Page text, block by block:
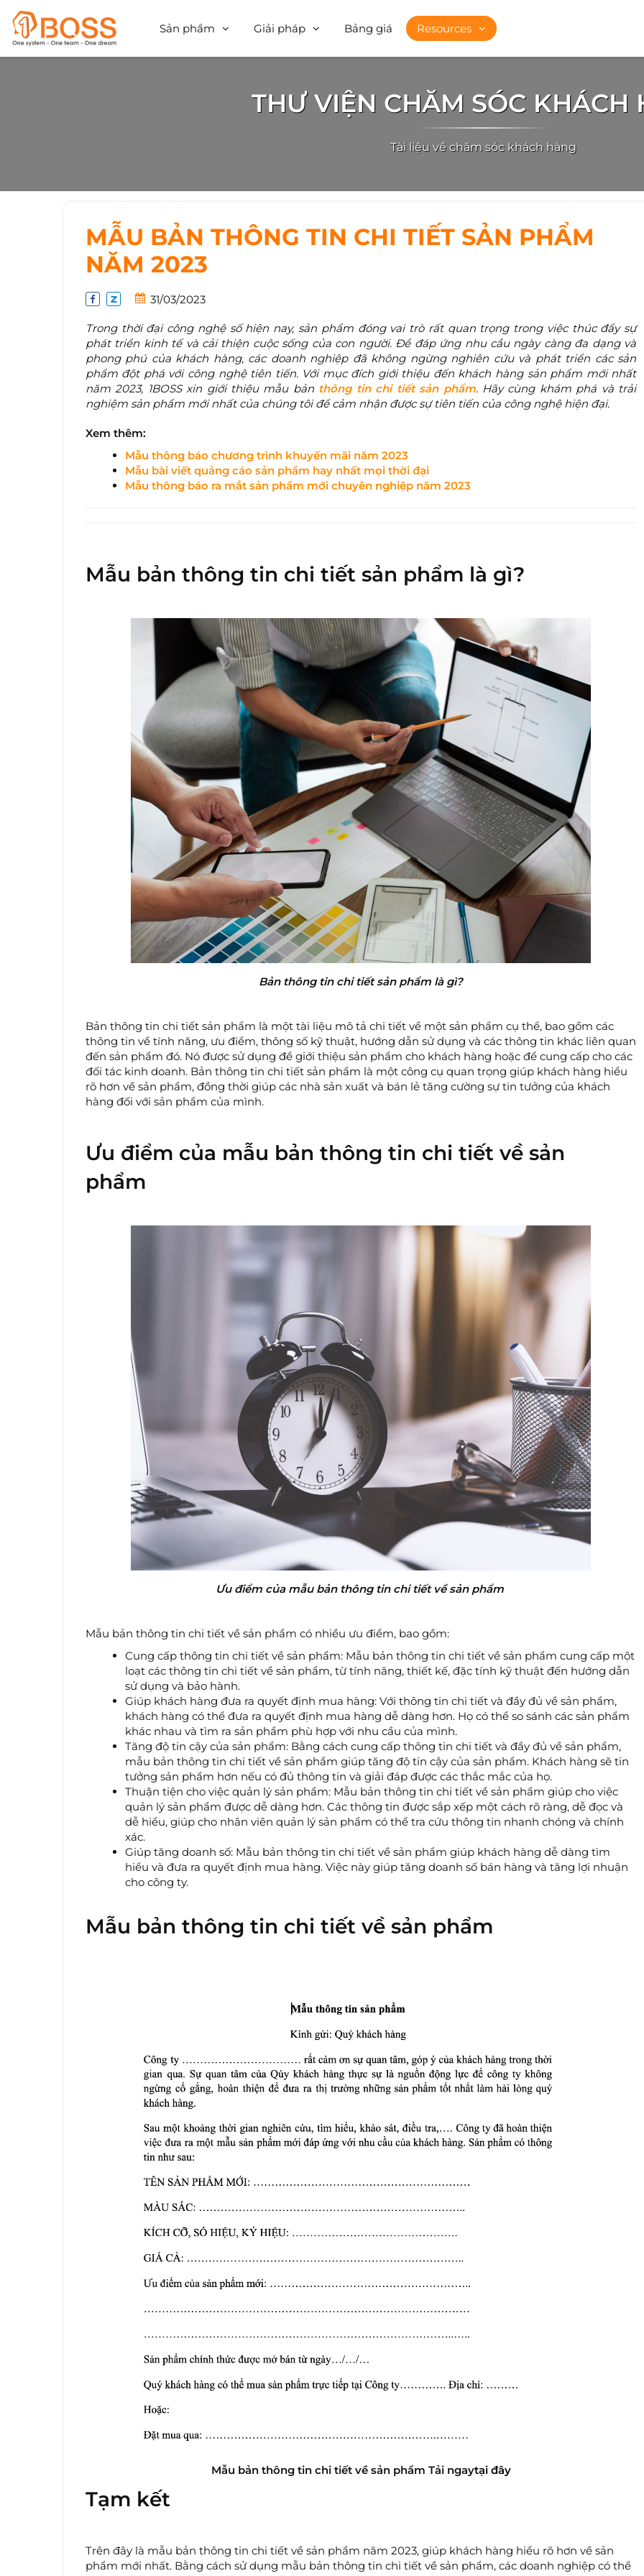
Sản phẩm Giải pháp Bảng giá Resources
THƯ VIỆN CHĂM SÓC KHÁCH
Tài liệu về chăm sóc khách hàng
MẪU BẢN THÔNG TIN CHI TIẾT SẢN PHẨM
NĂM 2023
31/03/2023
Trong thời đại công nghệ số hiện nay, sản phẩm đóng vai trò rất quan trọng trong việc thúc đẩy sự
phát triển kinh tế và cải thiện cuộc sống của con người. Để đáp ứng nhu cầu ngày càng đa dạng và
phong phú của khách hàng, các doanh nghiệp đã không ngừng nghiên cứu và phát triển các sản
phẩm đột phá với công nghệ tiên tiến. Với mục đích giới thiệu đến khách hàng sản phẩm mới nhất
năm 2023, 1BOSS xin giới thiệu mẫu bảnthông tin chi tiết sản phẩm. Hãy cùng khám phá và trải
nghiệm sản phẩm mới nhất của chúng tôi để cảm nhận được sự tiên tiến của công nghệ hiện đại.
Xem thêm:
Mẫu thông báo chương trình khuyến mãi năm 2023​
Mẫu bài viết quảng cáo sản phẩm hay nhất mọi thời đại
Mẫu thông báo ra mắt sản phẩm mới chuyên nghiệp năm 2023​
Mẫu bản thông tin chi tiết sản phẩm là gì?
Bản thông tin chi tiết sản phẩm là gì?
Bản thông tin chi tiết sản phẩm là một tài liệu mô tả chi tiết về một sản phẩm cụ thể, bao gồm các
thông tin về tính năng, ưu điểm, thông số kỹ thuật, hướng dẫn sử dụng và các thông tin khác liên quan
đến sản phẩm đó. Nó được sử dụng để giới thiệu sản phẩm cho khách hàng hoặc để cung cấp cho các
đối tác kinh doanh. Bản thông tin chi tiết sản phẩm là một công cụ quan trọng giúp khách hàng hiểu
rõ hơn về sản phẩm, đồng thời giúp các nhà sản xuất và bán lẻ tăng cường sự tin tưởng của khách
hàng đối với sản phẩm của mình.
Ưu điểm của mẫu bản thông tin chi tiết về sản
phẩm
Ưu điểm của mẫu bản thông tin chi tiết về sản phẩm
Mẫu bản thông tin chi tiết về sản phẩm có nhiều ưu điểm, bao gồm:
Cung cấp thông tin chi tiết về sản phẩm: Mẫu bản thông tin chi tiết về sản phẩm cung cấp một
loạt các thông tin chi tiết về sản phẩm, từ tính năng, thiết kế, đặc tính kỹ thuật đến hướng dẫn
sử dụng và bảo hành.
Giúp khách hàng đưa ra quyết định mua hàng: Với thông tin chi tiết và đầy đủ về sản phẩm,
khách hàng có thể đưa ra quyết định mua hàng dễ dàng hơn. Họ có thể so sánh các sản phẩm
khác nhau và tìm ra sản phẩm phù hợp với nhu cầu của mình.
Tăng độ tin cậy của sản phẩm: Bằng cách cung cấp thông tin chi tiết và đầy đủ về sản phẩm,
mẫu bản thông tin chi tiết về sản phẩm giúp tăng độ tin cậy của sản phẩm. Khách hàng sẽ tin
tưởng sản phẩm hơn nếu có đủ thông tin và giải đáp được các thắc mắc của họ.
Thuận tiện cho việc quản lý sản phẩm: Mẫu bản thông tin chi tiết về sản phẩm giúp cho việc
quản lý sản phẩm được dễ dàng hơn. Các thông tin được sắp xếp một cách rõ ràng, dễ đọc và
dễ hiểu, giúp cho nhân viên quản lý sản phẩm có thể tra cứu thông tin nhanh chóng và chính
xác.
Giúp tăng doanh số: Mẫu bản thông tin chi tiết về sản phẩm giúp khách hàng dễ dàng tìm
hiểu và đưa ra quyết định mua hàng. Việc này giúp tăng doanh số bán hàng và tăng lợi nhuận
cho công ty.
Mẫu bản thông tin chi tiết về sản phẩm
Mẫu bản thông tin chi tiết về sản phẩm ​Tải ngaytại đây
Tạm kết
Trên đây là mẫu bản thông tin chi tiết về sản phẩm năm 2023, giúp khách hàng hiểu rõ hơn về sản
phẩm mới nhất. Bằng cách sử dụng mẫu bản thông tin chi tiết về sản phẩm, các doanh nghiệp có thể